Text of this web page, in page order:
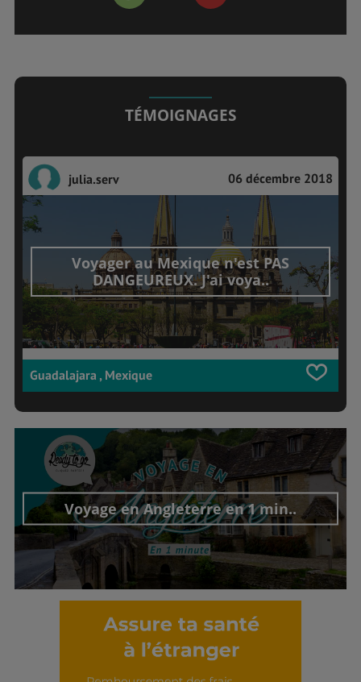
TÉMOIGNAGES
julia.serv 06 décembre 2018
Voyager au Mexique n'est PAS
DANGEUREUX. J'ai voya..
Guadalajara , Mexique
Voyage en Angleterre en 1 min..
Découvrir cet interview